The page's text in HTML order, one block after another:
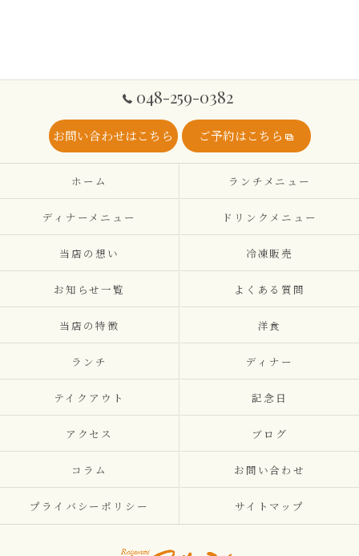
048-259-0382
お問い合わせはこちら ご予約はこちら
ホーム ランチメニュー
ディナーメニュー ドリンクメニュー
当店の想い 冷凍販売
お知らせ一覧 よくある質問
当店の特徴 洋食
ランチ ディナー
テイクアウト 記念日
アクセス ブログ
コラム お問い合わせ
プライバシーポリシー サイトマップ